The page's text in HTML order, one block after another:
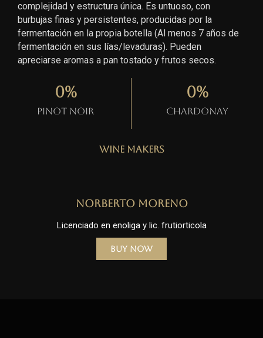
complejidad y estructura única. Es untuoso, con
burbujas finas y persistentes, producidas por la
fermentación en la propia botella (Al menos 7 años de
fermentación en sus lías/levaduras). Pueden
apreciarse aromas a pan tostado y frutos secos.
Pinot Noir
0%
Chardonay
0%
Wine Makers
Norberto Moreno
Licenciado en enoliga y lic. frutiorticola
Buy Now